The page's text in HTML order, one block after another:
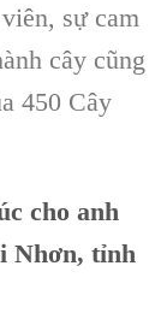
sự cam
cây cũng
450 Cây
cho anh
Nhơn, tỉnh